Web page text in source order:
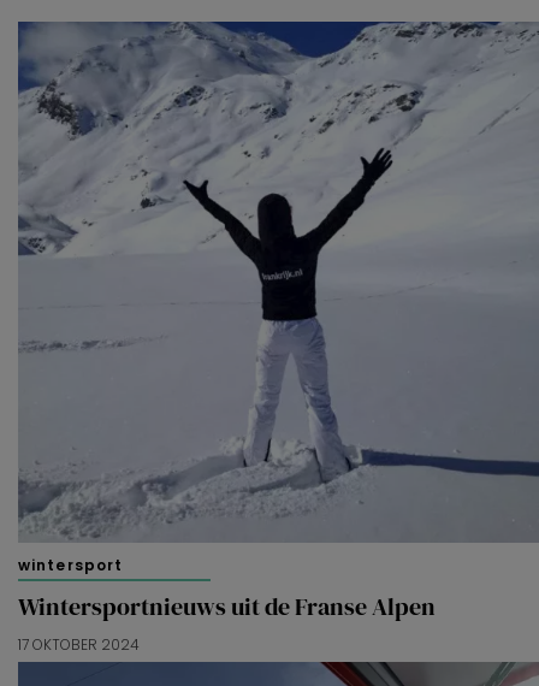
wintersport
Wintersportnieuws uit de Franse Alpen
17 OKTOBER 2024